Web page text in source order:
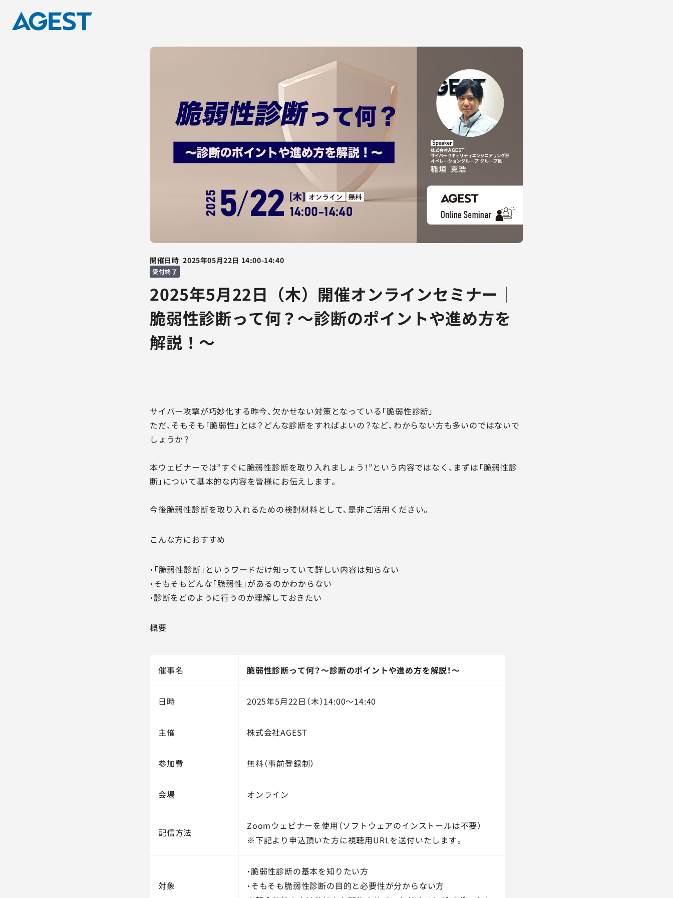
開催日時 2025年05月22日 14:00-14:40
受付終了
2025年5月22日（木）開催オンラインセミナー｜
脆弱性診断って何？～診断のポイントや進め方を
解説！～
サイバー攻撃が巧妙化する昨今、欠かせない対策となっている「脆弱性診断」
ただ、そもそも「脆弱性」とは？どんな診断をすればよいの？など、わからない方も多いのではないで
しょうか？
本ウェビナーでは”すぐに脆弱性診断を取り入れましょう！”という内容ではなく、まずは「脆弱性診
断」について基本的な内容を皆様にお伝えします。
今後脆弱性診断を取り入れるための検討材料として、是非ご活用ください。
こんな方におすすめ
・「脆弱性診断」というワードだけ知っていて詳しい内容は知らない
・そもそもどんな「脆弱性」があるのかわからない
・診断をどのように行うのか理解しておきたい
概要
催事名 脆弱性診断って何？～診断のポイントや進め方を解説！～
日時 2025年5月22日（木）14:00～14:40
主催 株式会社AGEST
参加費 無料（事前登録制）
会場 オンライン
配信方法
Zoomウェビナーを使用（ソフトウェアのインストールは不要）
※下記より申込頂いた方に視聴用URLを送付いたします。
対象
・脆弱性診断の基本を知りたい方
・そもそも脆弱性診断の目的と必要性が分からない方